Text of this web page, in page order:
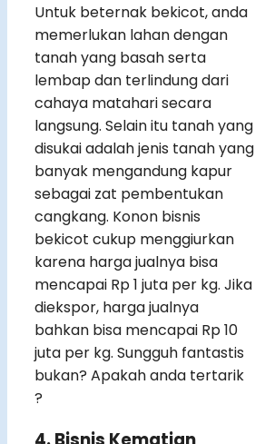
Untuk beternak bekicot, anda
memerlukan lahan dengan
tanah yang basah serta
lembap dan terlindung dari
cahaya matahari secara
langsung. Selain itu tanah yang
disukai adalah jenis tanah yang
banyak mengandung kapur
sebagai zat pembentukan
cangkang. Konon bisnis
bekicot cukup menggiurkan
karena harga jualnya bisa
mencapai Rp 1 juta per kg. Jika
diekspor, harga jualnya
bahkan bisa mencapai Rp 10
juta per kg. Sungguh fantastis
bukan? Apakah anda tertarik
?